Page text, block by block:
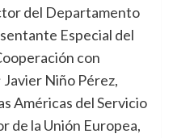
del Departamento
Especial del
con
Niño Pérez,
Américas del Servicio
de la Unión Europea,